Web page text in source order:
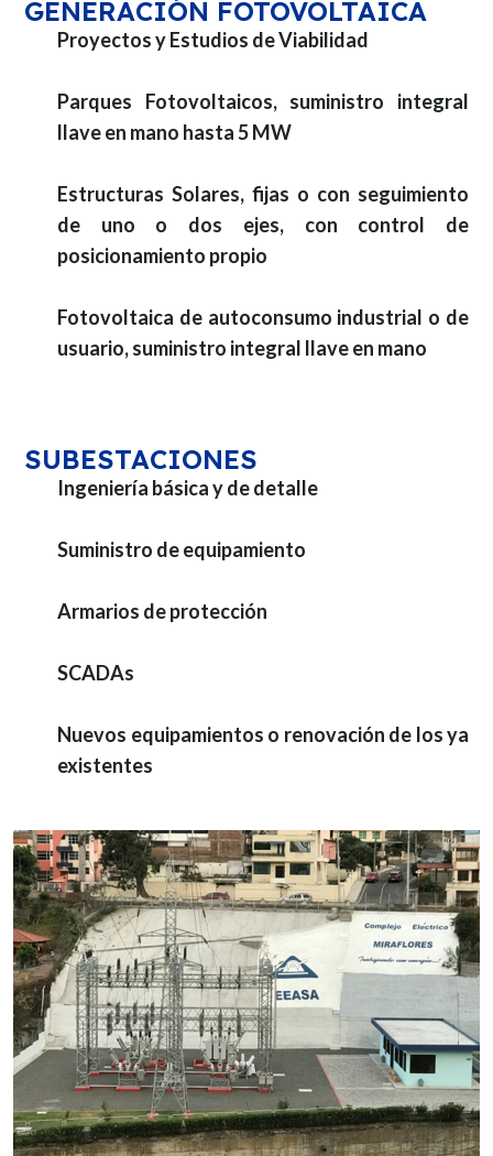
GENERACIÓN FOTOVOLTAICA​
Proyectos y Estudios de Viabilidad
Parques Fotovoltaicos, suministro integral
llave en mano hasta 5 MW
Estructuras Solares, fijas o con seguimiento
de uno o dos ejes, con control de
posicionamiento propio
Fotovoltaica de autoconsumo industrial o de
usuario, suministro integral llave en mano
SUBESTACIONES
Ingeniería básica y de detalle
Suministro de equipamiento
Armarios de protección
SCADAs
Nuevos equipamientos o renovación de los ya
existentes